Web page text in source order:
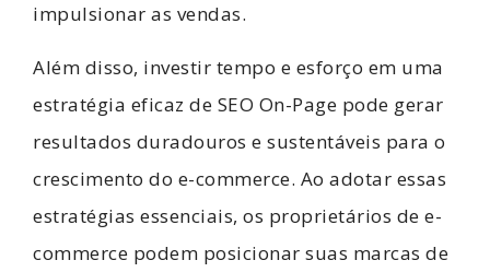
impulsionar as vendas.
Além disso, investir tempo e esforço em uma
estratégia eficaz de SEO On-Page pode gerar
resultados duradouros e sustentáveis para o
crescimento do e-commerce. Ao adotar essas
estratégias essenciais, os proprietários de e-
commerce podem posicionar suas marcas de